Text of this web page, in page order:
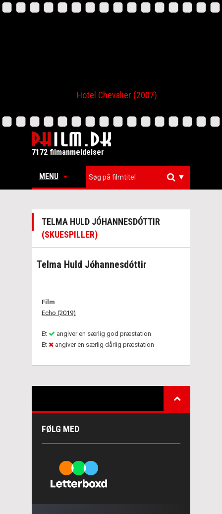
Hotel Chevalier (2007)
7172 filmanmeldelser
MENU ▼
TELMA HULD JÓHANNESDÓTTIR
(SKUESPILLER)
Telma Huld Jóhannesdóttir
Film
Echo (2019)
Et
angiver en særlig god præstation
Et
angiver en særlig dårlig præstation
FØLG MED